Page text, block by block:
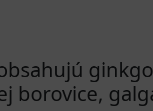
borovice,